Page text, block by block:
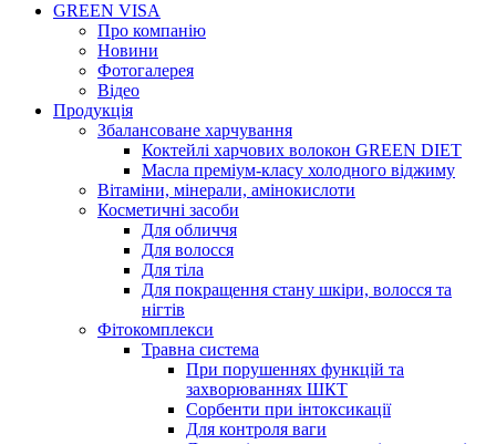
GREEN VISA
Про компанію
Новини
Фотогалерея
Відео
Продукція
Збалансоване харчування
Коктейлі харчових волокон GREEN DIET
Масла преміум-класу холодного віджиму
Вітаміни, мінерали, амінокислоти
Косметичні засоби
Для обличчя
Для волосся
Для тіла
Для покращення стану шкіри, волосся та
нігтів
Фітокомплекси
Травна система
При порушеннях функцій та
захворюваннях ШКТ
Сорбенти при інтоксикації
Для контроля ваги